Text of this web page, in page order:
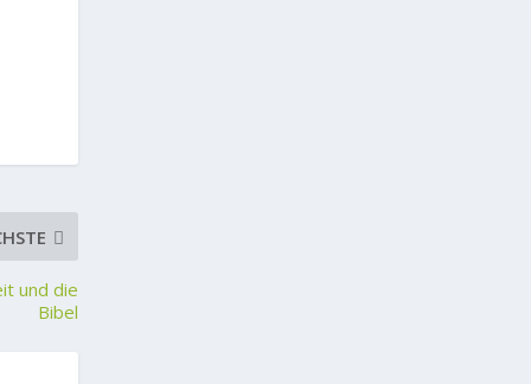
und die
Bibel